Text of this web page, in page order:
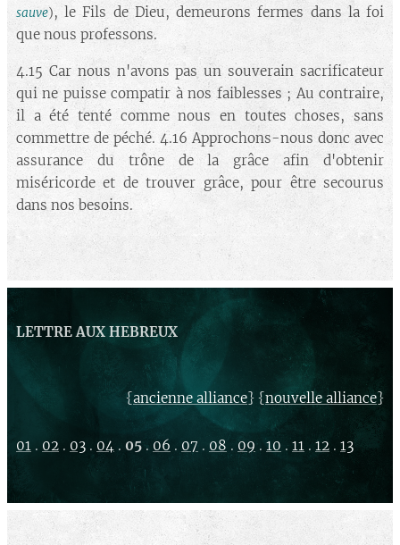
sauve), le Fils de Dieu, demeurons fermes dans la foi
que nous professons.
4.15 Car nous n'avons pas un souverain sacrificateur
qui ne puisse compatir à nos faiblesses ; Au contraire,
il a été tenté comme nous en toutes choses, sans
commettre de péché. 4.16 Approchons-nous donc avec
assurance du trône de la grâce afin d'obtenir
miséricorde et de trouver grâce, pour être secourus
dans nos besoins.
LETTRE AUX HEBREUX
{ancienne alliance} {nouvelle alliance}
01 . 02 . 03 . 04 . 05 . 06 . 07 . 08 . 09.10 . 11 . 12 . 13